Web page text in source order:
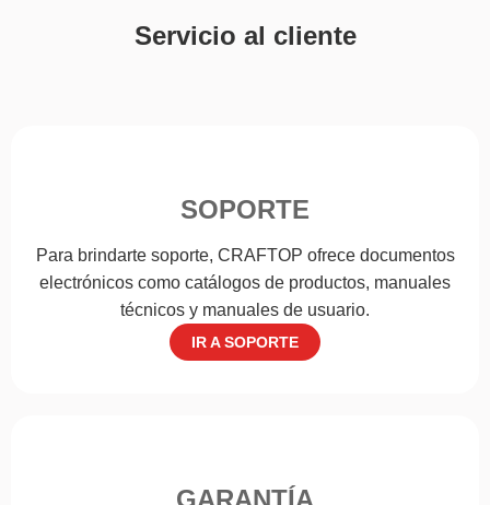
Servicio al cliente
SOPORTE
Para brindarte soporte, CRAFTOP ofrece documentos
electrónicos como catálogos de productos, manuales
técnicos y manuales de usuario.
IR A SOPORTE